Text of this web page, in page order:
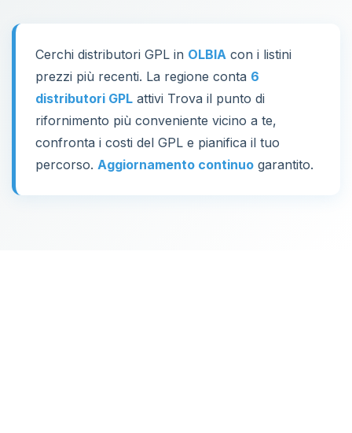
Cerchi distributori GPL in OLBIA con i listini
prezzi più recenti. La regione conta 6
distributori GPL attivi Trova il punto di
rifornimento più conveniente vicino a te,
confronta i costi del GPL e pianifica il tuo
percorso. Aggiornamento continuo garantito.